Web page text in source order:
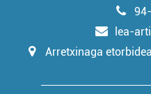
lea-
Arretxinaga